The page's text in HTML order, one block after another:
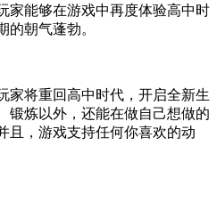
家能够在游戏中再度体验高中时
的朝气蓬勃。
家将重回高中时代，开启全新生
锻炼以外，还能在做自己想做的
且，游戏支持任何你喜欢的动